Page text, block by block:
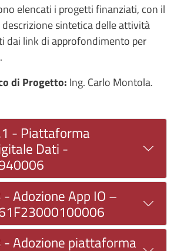
elencati i progetti finanziati, con il
sintetica delle attività
dai link di approfondimento per
di Progetto: Ing. Carlo Montola.
- Piattaforma
Dati -
Adozione App IO –
- Adozione piattaforma